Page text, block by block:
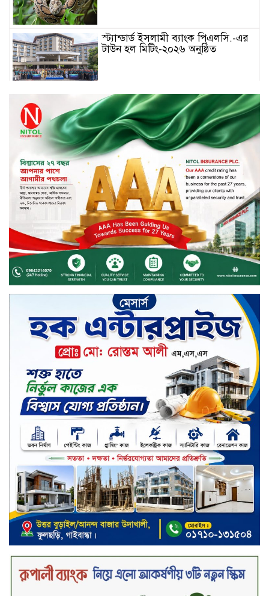
স্ট্যান্ডার্ড ইসলামী ব্যাংক পিএলসি.-এর
টাউন হল মিটিং-২০২৬ অনুষ্ঠিত
বিদায়ী সপ্তাহে দর পতনের শীর্ষে এস
আলম কোল্ড রোল্ড
বিদায়ী সপ্তাহে দর বৃদ্ধির শীর্ষে ফারইস্ট
ফাইন্যান্স
বিদায়ী সপ্তাহে লেনদেনের শীর্ষে শার্প
ইন্ডাস্ট্রিজ
চুয়াডাঙ্গায় বিএআরআই’র কৃষি গবেষণা
কেন্দ্র, মেহেরপুর এর আঞ্চলিক রিভিউ
কর্মশালা/২০২৫-২৬ অনুষ্ঠিত
মুসলিম নিকাহ রেজিস্ট্রার কল্যাণ
পরিষদের সম্মেলন অনুষ্ঠিত
দীর্ঘস্থায়ী ৭,৫০০ এমএএইচ ব্যাটারি
এবং শক্তিশালী গরিলা গ্লাস ৭আই সুরক্ষা
নিয়ে শাওমি উন্মোচন করল নতুন রেডমি
১৭
খালেদা জিয়ার গাড়ীতে হামলাকারী
রুবেলের গোত্রীয় সন্ত্রাসীদের গ্রেফতারের
দাবি
ক্যাশলেস বাংলাদেশ বিনির্মাণে
ইসলামী ব্যাংকের উদ্যোগে বাংলা
কিউআর নিয়ে বিশিষ্ট আলেমদের সঙ্গে
মতবিনিময় সভা অনুষ্ঠিত
‘শেখ হাসিনা ডিসেম্বরে ফিরলে গণহত্যার
দায় নিয়ে কারাগারে যাবেন,’ আইনমন্ত্রী